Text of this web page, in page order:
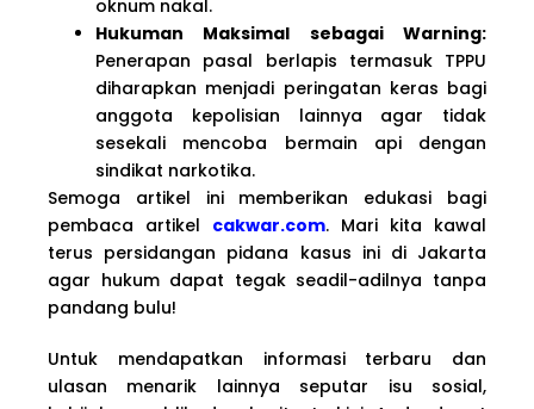
oknum nakal.
Hukuman Maksimal sebagai Warning:
Penerapan pasal berlapis termasuk TPPU
diharapkan menjadi peringatan keras bagi
anggota kepolisian lainnya agar tidak
sesekali mencoba bermain api dengan
sindikat narkotika.
Semoga artikel ini memberikan edukasi bagi
pembaca artikel cakwar.com. Mari kita kawal
terus persidangan pidana kasus ini di Jakarta
agar hukum dapat tegak seadil-adilnya tanpa
pandang bulu!
Untuk mendapatkan informasi terbaru dan
ulasan menarik lainnya seputar isu sosial,